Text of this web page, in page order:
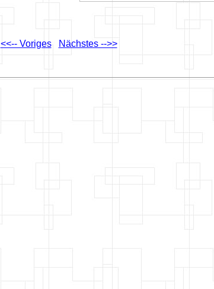
<<-- Voriges Nächstes -->>